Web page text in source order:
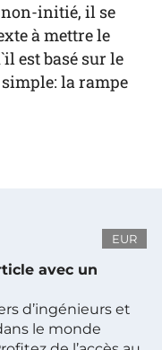
non-initié, il se
à mettre le
est basé sur le
la rampe
EUR
avec un
d’ingénieurs et
le monde